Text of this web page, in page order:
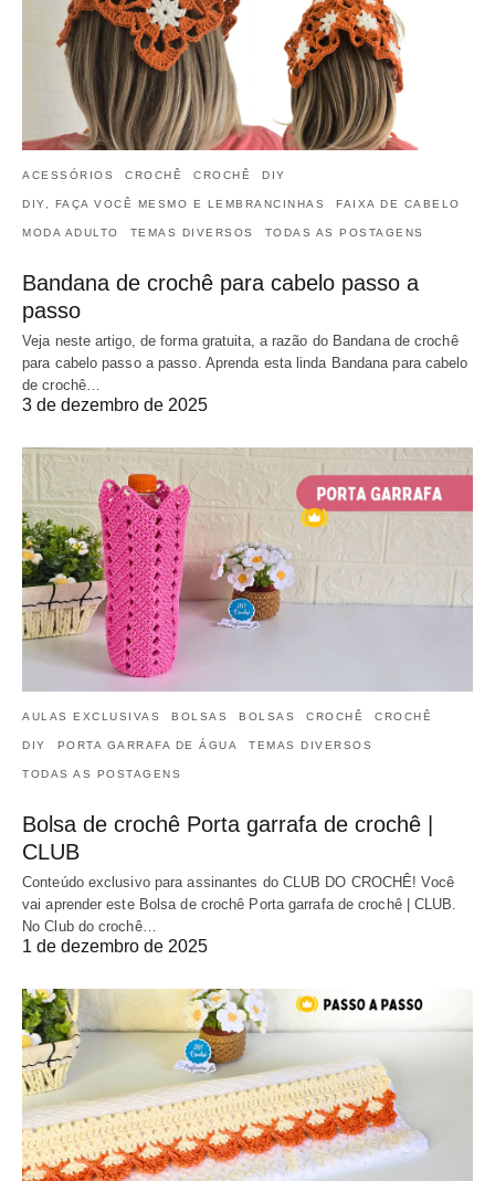
ACESSÓRIOS CROCHÊ CROCHÊ DIY
DIY, FAÇA VOCÊ MESMO E LEMBRANCINHAS FAIXA DE CABELO
MODA ADULTO TEMAS DIVERSOS TODAS AS POSTAGENS
Bandana de crochê para cabelo passo a
passo
Veja neste artigo, de forma gratuita, a razão do Bandana de crochê
para cabelo passo a passo. Aprenda esta linda Bandana para cabelo
de crochê…
3 de dezembro de 2025
AULAS EXCLUSIVAS BOLSAS BOLSAS CROCHÊ CROCHÊ
DIY PORTA GARRAFA DE ÁGUA TEMAS DIVERSOS
TODAS AS POSTAGENS
Bolsa de crochê Porta garrafa de crochê |
CLUB
Conteúdo exclusivo para assinantes do CLUB DO CROCHÊ! Você
vai aprender este Bolsa de crochê Porta garrafa de crochê | CLUB.
No Club do crochê…
1 de dezembro de 2025